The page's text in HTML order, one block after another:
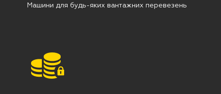
Машини для будь-яких вантажних перевезень